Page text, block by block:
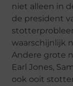
niet alleen in
de president
waarschijnlijk
Andere grote
Earl Jones,
ook ooit